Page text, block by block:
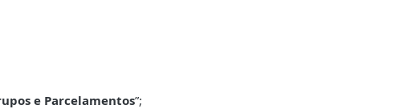
e Parcelamentos”;